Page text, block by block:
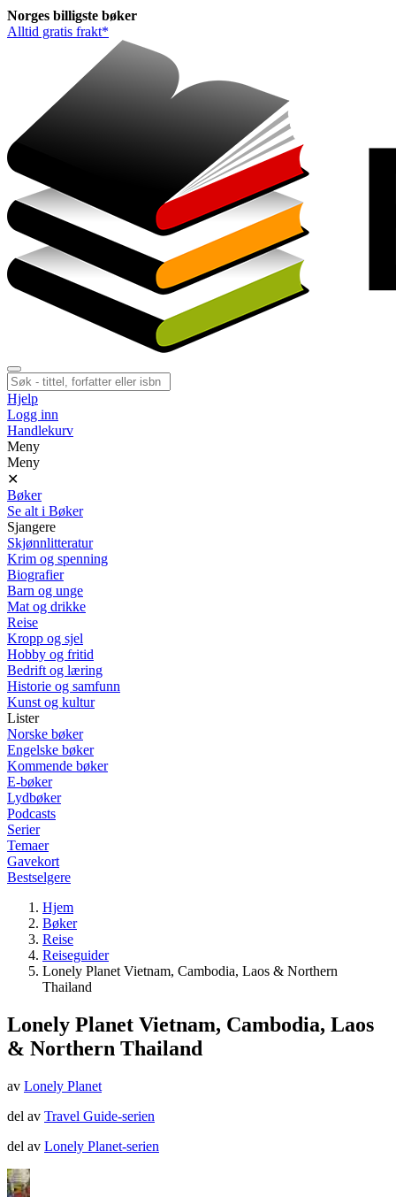
Norges billigste bøker
Alltid gratis frakt*
Hjelp
Logg inn
Handlekurv
Meny
Meny
✕
Bøker
Se alt i Bøker
Sjangere
Skjønnlitteratur
Krim og spenning
Biografier
Barn og unge
Mat og drikke
Reise
Kropp og sjel
Hobby og fritid
Bedrift og læring
Historie og samfunn
Kunst og kultur
Lister
Norske bøker
Engelske bøker
Kommende bøker
E-bøker
Lydbøker
Podcasts
Serier
Temaer
Gavekort
Bestselgere
Hjem
Bøker
Reise
Reiseguider
Lonely Planet Vietnam, Cambodia, Laos & Northern
Thailand
Lonely Planet Vietnam, Cambodia, Laos
& Northern Thailand
av Lonely Planet
del av Travel Guide-serien
del av Lonely Planet-serien